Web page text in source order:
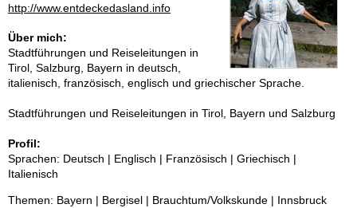
http://www.entdeckedasland.info
Über mich:
Stadtführungen und Reiseleitungen in
Tirol, Salzburg, Bayern in deutsch,
italienisch, französisch, englisch und griechischer Sprache.
Stadtführungen und Reiseleitungen in Tirol, Bayern und Salzburg
Profil:
Sprachen: Deutsch | Englisch | Französisch | Griechisch |
Italienisch
Themen: Bayern | Bergisel | Brauchtum/Volkskunde | Innsbruck